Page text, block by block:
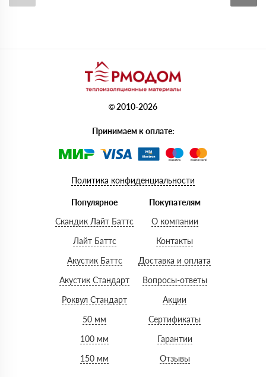
© 2010-2026
Принимаем к оплате:
Политика конфиденциальности
Популярное
Скандик Лайт Баттс
Лайт Баттс
Акустик Баттс
Акустик Стандарт
Роквул Стандарт
50 мм
100 мм
150 мм
Покупателям
О компании
Контакты
Доставка и оплата
Вопросы-ответы
Акции
Сертификаты
Гарантии
Отзывы